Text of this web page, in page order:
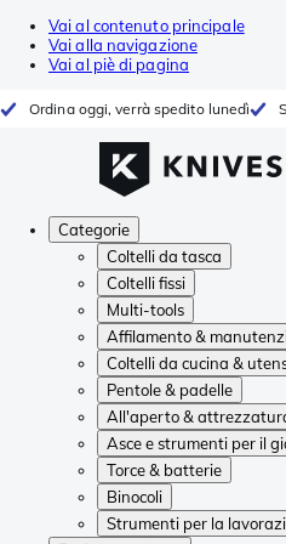
Vai al contenuto principale
Vai alla navigazione
Vai al piè di pagina
Ordina oggi, verrà spedito lunedì
Categorie
Coltelli da tasca
Coltelli fissi
Multi-tools
Affilamento &
Coltelli da cucina &
Pentole & padelle
All'aperto &
Asce e strumenti per il
Torce & batterie
Binocoli
Strumenti per la